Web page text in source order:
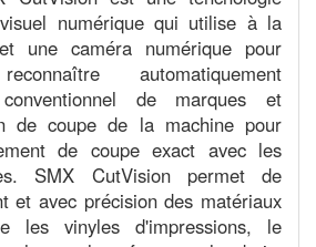
numérique qui utilise à la
une caméra numérique pour
automatiquement
conventionnel de marques et
de coupe de la machine pour
de coupe exact avec les
SMX CutVision permet de
et avec précision des matériaux
les vinyles d'impressions, le